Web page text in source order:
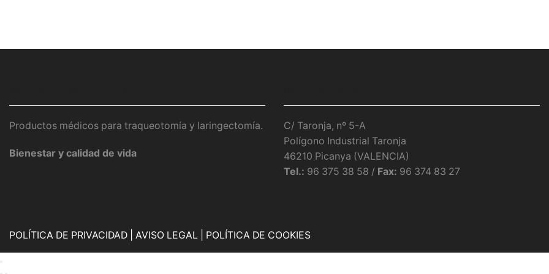
Productos médicos para traqueotomía y laringectomía.
Bienestar y calidad de vida
C/ Taronja, nº 5-A
Polígono Industrial Taronja
46210 Picanya (VALENCIA)
Tel.: 96 375 38 58 / Fax: 96 374 83 27
POLÍTICA DE PRIVACIDAD AVISO LEGAL POLÍTICA DE COOKIES